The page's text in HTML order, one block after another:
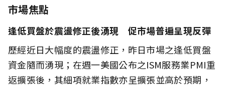
市場焦點
逢低買盤於震盪修正後湧現 促市場普遍呈現反彈
歷經近日大幅度的震盪修正，昨日市場之逢低買盤
資金隨而湧現；在週一美國公布之ISM服務業PMI重
返擴張後，其細項就業指數亦呈擴張並高於預期，